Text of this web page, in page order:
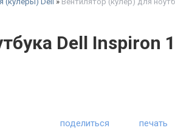
Dell Inspiron
поделиться печать